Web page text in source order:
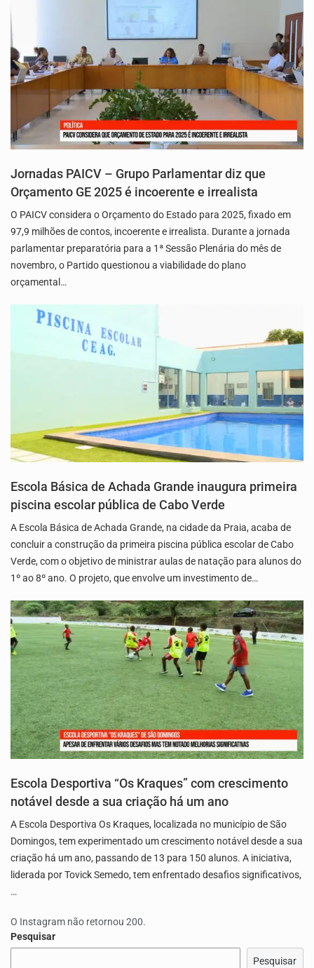
Jornadas PAICV – Grupo Parlamentar diz que
Orçamento GE 2025 é incoerente e irrealista
O PAICV considera o Orçamento do Estado para 2025, fixado em
97,9 milhões de contos, incoerente e irrealista. Durante a jornada
parlamentar preparatória para a 1ª Sessão Plenária do mês de
novembro, o Partido questionou a viabilidade do plano
orçamental…
Escola Básica de Achada Grande inaugura primeira
piscina escolar pública de Cabo Verde
A Escola Básica de Achada Grande, na cidade da Praia, acaba de
concluir a construção da primeira piscina pública escolar de Cabo
Verde, com o objetivo de ministrar aulas de natação para alunos do
1º ao 8º ano. O projeto, que envolve um investimento de…
Escola Desportiva “Os Kraques” com crescimento
notável desde a sua criação há um ano
A Escola Desportiva Os Kraques, localizada no município de São
Domingos, tem experimentado um crescimento notável desde a sua
criação há um ano, passando de 13 para 150 alunos. A iniciativa,
liderada por Tovick Semedo, tem enfrentado desafios significativos,
…
O Instagram não retornou 200.
Pesquisar
Pesquisar